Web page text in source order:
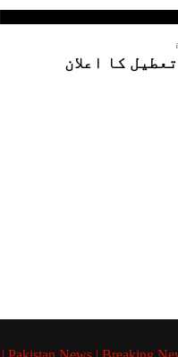
کا اعلان